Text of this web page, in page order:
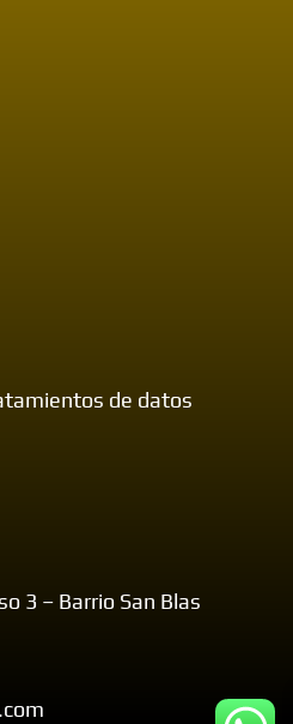
de datos
3 – Barrio San Blas